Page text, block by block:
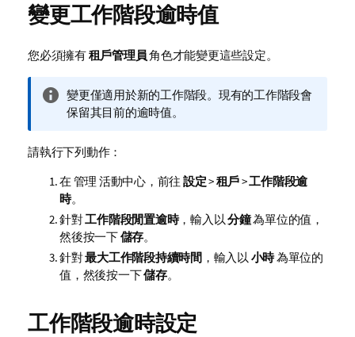
變更工作階段逾時值
您必須擁有租戶管理員角色才能變更這些設定。
資
訊
註
變更僅適用於新的工作階段。現有的工作階段會
保留其目前的逾時值。
請執行下列動作：
在 管理 活動中心，前往 設定>租戶>工作階段逾
時。
針對工作階段閒置逾時，輸入以 分鐘為單位的值，
然後按一下儲存。
針對最大工作階段持續時間，輸入以 小時為單位的
值，然後按一下儲存。
工作階段逾時設定